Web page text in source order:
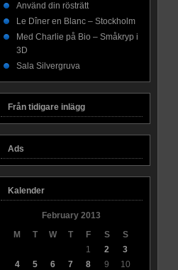
Använd din rösträtt
Le Dîner en Blanc – Stockholm
Med Charlie på Bio – Småkryp i
3D
Sala Silvergruva
Från tidigare inlägg
Ads
Kalender
February 2013
M
T W T F S
S
1
2
3
4
5 6 7 8 9
10